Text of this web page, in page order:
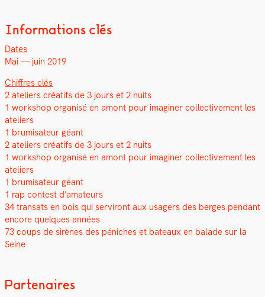
Informations clés
Dates
Mai — juin 2019
Chiffres clés
2 ate­liers créat­ifs de 3 jours et 2 nuits
1 work­shop organ­isé en amont pour imag­in­er col­lec­tive­ment les
ate­liers
1 bru­misa­teur géant
2 ate­liers créat­ifs de 3 jours et 2 nuits
1 work­shop organ­isé en amont pour imag­in­er col­lec­tive­ment les
ate­liers
1 bru­misa­teur géant
1 rap con­test d’amateurs
34 transats en bois qui servi­ront aux usagers des berges pen­dant
encore quelques années
73 coups de sirènes des pénich­es et bateaux en balade sur la
Seine
Partenaires